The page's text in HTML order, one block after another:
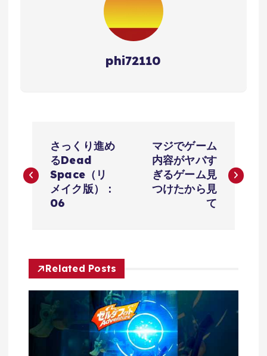
phi72110
稿
ナ
ゲ
ー
シ
ョ
さっくり進め
る‎Dead
Space（リ
メイク版）：
06
マジでゲーム
内容がヤバす
ぎるゲーム見
つけたから見
て
Related Posts